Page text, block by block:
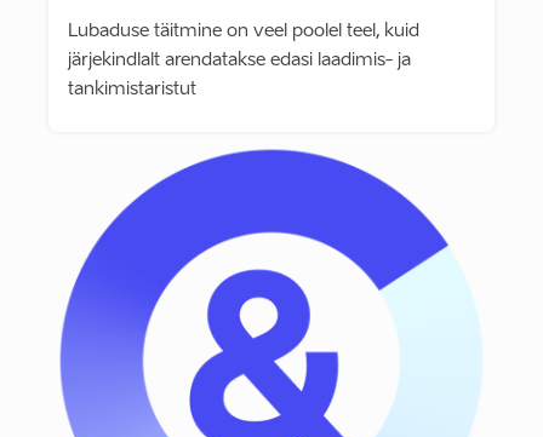
Lubaduse täitmine on veel poolel teel, kuid
järjekindlalt arendatakse edasi laadimis- ja
tankimistaristut